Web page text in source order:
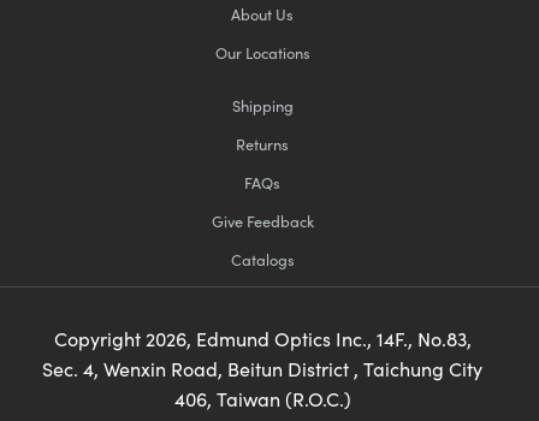
About Us
Our Locations
Shipping
Returns
FAQs
Give Feedback
Catalogs
Copyright 2026, Edmund Optics Inc., 14F., No.83,
Sec. 4, Wenxin Road, Beitun District , Taichung City
406, Taiwan (R.O.C.)